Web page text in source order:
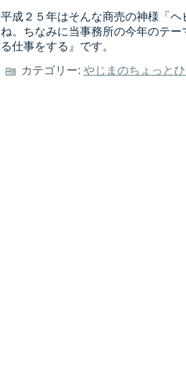
平成２５年はそんな商売の神様「
ね。ちなみに当事務所の今年のテ
る仕事をする』です。
カテゴリー: やじまのちょっと